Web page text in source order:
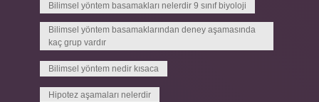
Bilimsel yöntem basamakları nelerdir 9 sınıf biyoloji
Bilimsel yöntem basamaklarından deney aşamasında
kaç grup vardır
Bilimsel yöntem nedir kısaca
Hipotez aşamaları nelerdir